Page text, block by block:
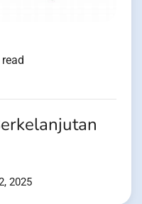
2025